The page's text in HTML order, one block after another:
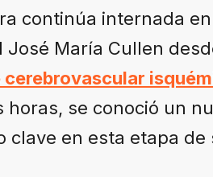
continúa internada
María Cullen
horas, se conoció un
en esta etapa de